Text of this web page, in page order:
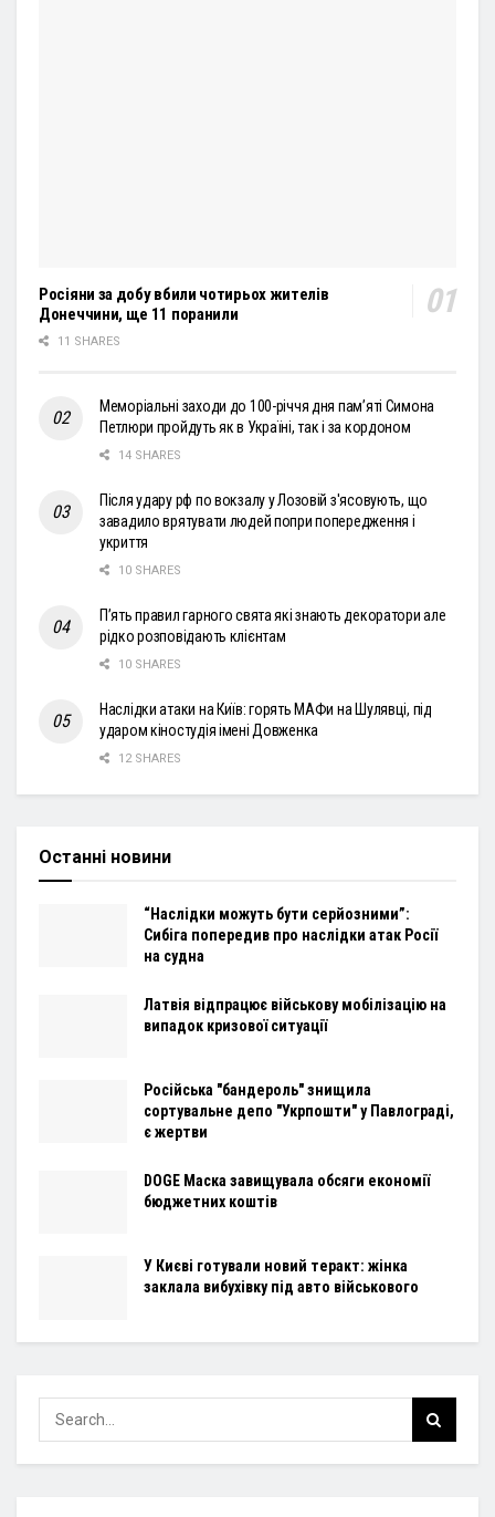
Росіяни за добу вбили чотирьох жителів
Донеччини, ще 11 поранили
11 SHARES
Меморіальні заходи до 100-річчя дня пам’яті Симона
Петлюри пройдуть як в Україні, так і за кордоном
14 SHARES
Після удару рф по вокзалу у Лозовій з'ясовують, що
завадило врятувати людей попри попередження і
укриття
10 SHARES
П’ять правил гарного свята які знають декоратори але
рідко розповідають клієнтам
10 SHARES
Наслідки атаки на Київ: горять МАФи на Шулявці, під
ударом кіностудія імені Довженка
12 SHARES
Останні новини
“Наслідки можуть бути серйозними”:
Сибіга попередив про наслідки атак Росії
на судна
Латвія відпрацює військову мобілізацію на
випадок кризової ситуації
Російська "бандероль" знищила
сортувальне депо "Укрпошти" у Павлограді,
є жертви
DOGE Маска завищувала обсяги економії
бюджетних коштів
У Києві готували новий теракт: жінка
заклала вибухівку під авто військового